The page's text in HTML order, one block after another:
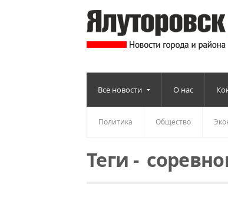
Все новости О нас
Политика Общество
Теги -